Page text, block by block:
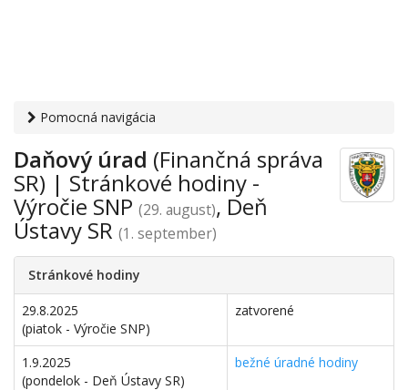
Pomocná navigácia
SR › Daňový úrad
Daňový úrad (Finančná správa
SR) | Stránkové hodiny -
Výročie SNP (29. august), Deň
Ústavy SR (1. september)
Stránkové hodiny
29.8.2025
​(piatok - Výročie SNP)
zatvorené
1.9.2025
(pondelok - Deň Ústavy SR)
bežné úradné hodiny